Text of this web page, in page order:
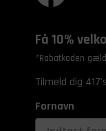
Få 10%
*Rabatkoden
Tilmeld dig
Fornavn